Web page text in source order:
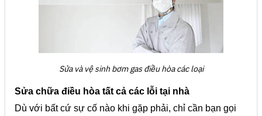
Sửa và vệ sinh bơm gas điều hòa các loại
Sửa chữa điều hòa tất cả các lỗi tại nhà
Dù với bất cứ sự cố nào khi gặp phải, chỉ cần bạn gọi